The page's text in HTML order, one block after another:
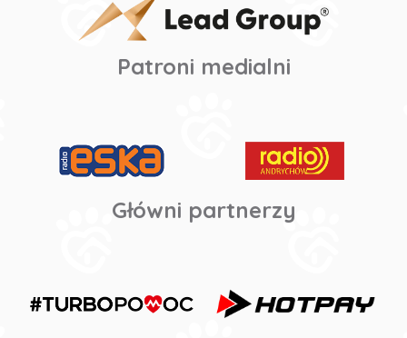
Patroni medialni
Główni partnerzy